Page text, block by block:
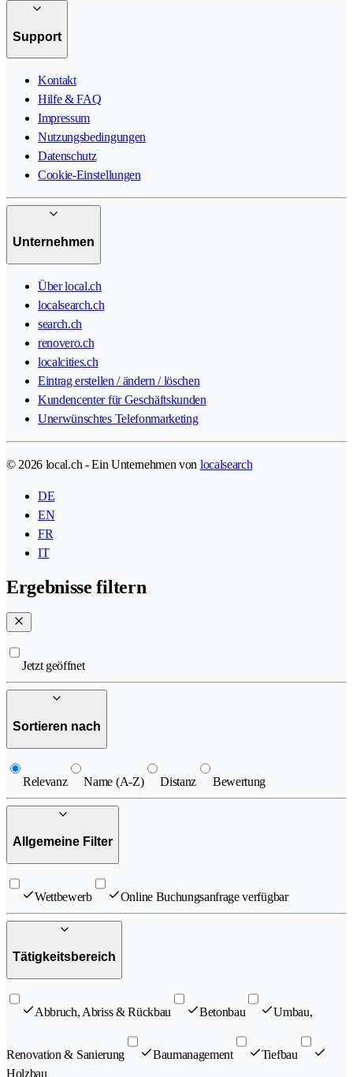
Support
Kontakt
Hilfe & FAQ
Impressum
Nutzungsbedingungen
Datenschutz
Cookie-Einstellungen
Unternehmen
Über local.ch
localsearch.ch
search.ch
renovero.ch
localcities.ch
Eintrag erstellen / ändern / löschen
Kundencenter für Geschäftskunden
Unerwünschtes Telefonmarketing
© 2026 local.ch - Ein Unternehmen von localsearch
DE
EN
FR
IT
Ergebnisse filtern
Jetzt geöffnet
Sortieren nach
Relevanz Name (A-Z) Distanz Bewertung
Allgemeine Filter
Wettbewerb Online Buchungsanfrage verfügbar
Tätigkeitsbereich
Abbruch, Abriss & Rückbau Betonbau Umbau,
Renovation & Sanierung Baumanagement
Tiefbau
Holzbau